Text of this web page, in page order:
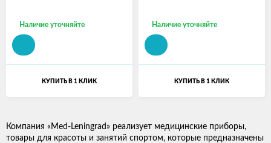
Наличие уточняйте
КУПИТЬ В 1 КЛИК
Наличие уточняйте
КУПИТЬ В 1 КЛИК
Компания «Med-Leningrad» реализует медицинские приборы,
товары для красоты и занятий спортом, которые предназначены